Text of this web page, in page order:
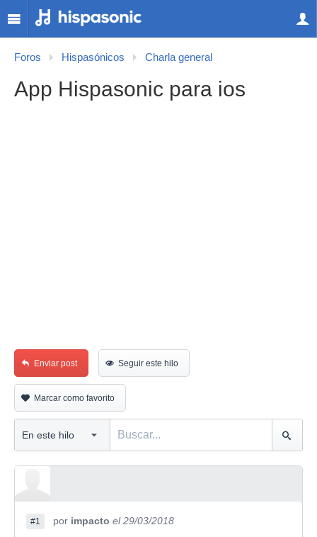
Foros Hispasónicos Charla general
App Hispasonic para ios
Enviar post Seguir este hilo
Marcar como favorito
#1 por impacto el 29/03/2018